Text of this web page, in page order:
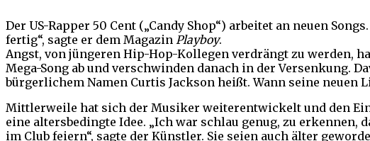
Der US-Rapper 50 Cent („Candy Shop“) arbeitet an neuen
fertig“, sagte er dem Magazin Playboy.
Angst, von jüngeren Hip-Hop-Kollegen verdrängt zu werden,
Mega-Song ab und verschwinden danach in der Versenkung.
bürgerlichem Namen Curtis Jackson heißt. Wann seine
Mittlerweile hat sich der Musiker weiterentwickelt und den
eine altersbedingte Idee. „Ich war schlau genug, zu erkennen,
im Club feiern“, sagte der Künstler. Sie seien auch älter